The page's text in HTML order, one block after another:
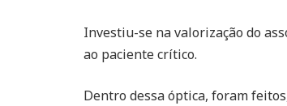
Investiu-se na valorização do
ao paciente crítico.
Dentro dessa óptica, foram